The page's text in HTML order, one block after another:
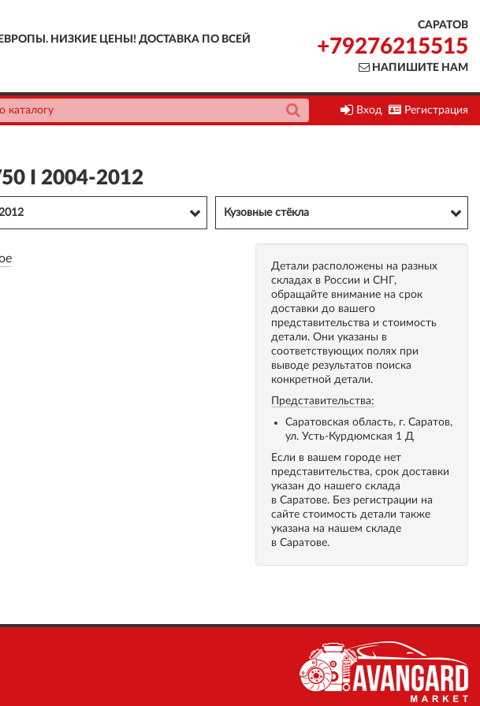
НИЗКИЕ ЦЕНЫ! ДОСТАВКА ПО ВСЕЙ
САРАТОВ
+79276215515
НАПИШИТЕ НАМ
Вход Регистрация
I 2004-2012
Кузовные стёкла
Детали расположены на разных
складах в России и СНГ,
обращайте внимание на срок
доставки до вашего
представительства и стоимость
детали. Они указаны в
соответствующих полях при
выводе результатов поиска
конкретной детали.
Представительства:
Саратовская область, г. Саратов,
ул. Усть-Курдюмская 1 Д
Если в вашем городе нет
представительства, срок доставки
указан до нашего склада
в Саратове. Без регистрации на
сайте стоимость детали также
указана на нашем складе
в Саратове.